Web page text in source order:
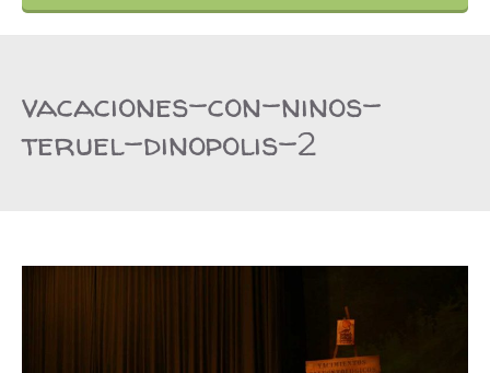
vacaciones-con-ninos-
teruel-dinopolis-2